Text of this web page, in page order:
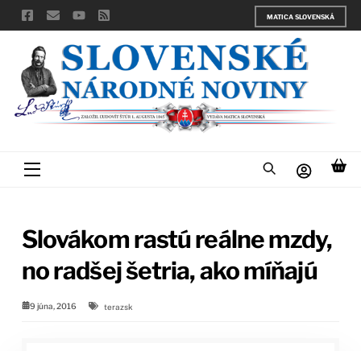
Skip
to
content
MATICA SLOVENSKÁ
Menu
Slovákom rastú reálne mzdy,
no radšej šetria, ako míňajú
9 júna, 2016 terazsk